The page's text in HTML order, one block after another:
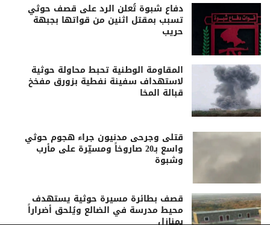
دفاع شبوة تُعلن الرد على قصف حوثي
تسبب بمقتل اثنين من قواتها بجبهة
حريب
المقاومة الوطنية تحبط محاولة حوثية
لاستهداف سفينة نفطية بزورق مفخخ
قبالة المخا
قتلى وجرحى مدنيون جراء هجوم حوثي
واسع بـ20 صاروخاً ومسيّرة على مأرب
وشبوة
قصف بطائرة مسيرة حوثية يستهدف
محيط مدرسة في الضالع ويُلحق أضراراً
بمنازل